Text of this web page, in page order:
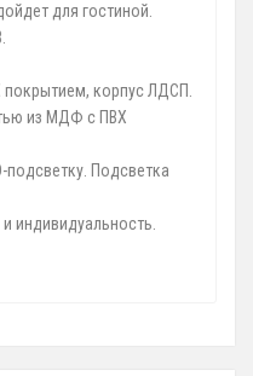
для гостиной.
корпус ЛДСП.
из МДФ с ПВХ
Подсветка
индивидуальность.